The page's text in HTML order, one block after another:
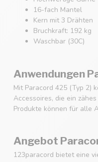
16-fach Mantel
Kern mit 3 Drähten
Bruchkraft: 192 kg
Waschbar (30C)
Anwendungen
Mit Paracord 425 (Typ 2)
Accessoires, die ein
Produkte können für alle
Angebot
123paracord bietet eine